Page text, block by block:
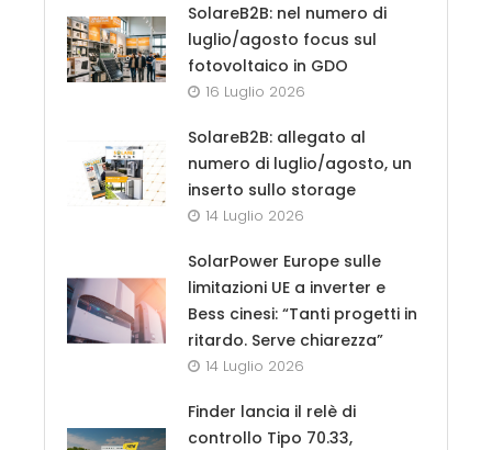
SolareB2B: nel numero di
luglio/agosto focus sul
fotovoltaico in GDO
16 Luglio 2026
SolareB2B: allegato al
numero di luglio/agosto, un
inserto sullo storage
14 Luglio 2026
SolarPower Europe sulle
limitazioni UE a inverter e
Bess cinesi: “Tanti progetti in
ritardo. Serve chiarezza”
14 Luglio 2026
Finder lancia il relè di
controllo Tipo 70.33,